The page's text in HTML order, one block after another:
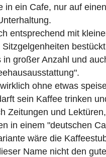
in ein Cafe, nur auf
entsprechend mit
in großer Anzahl und
ohne etwas
sein Kaffee trinken
Zeitungen und
in einem "deutschen
wäre die
Name nicht den